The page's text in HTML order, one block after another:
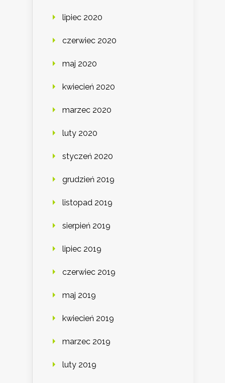
lipiec 2020
czerwiec 2020
maj 2020
kwiecień 2020
marzec 2020
luty 2020
styczeń 2020
grudzień 2019
listopad 2019
sierpień 2019
lipiec 2019
czerwiec 2019
maj 2019
kwiecień 2019
marzec 2019
luty 2019